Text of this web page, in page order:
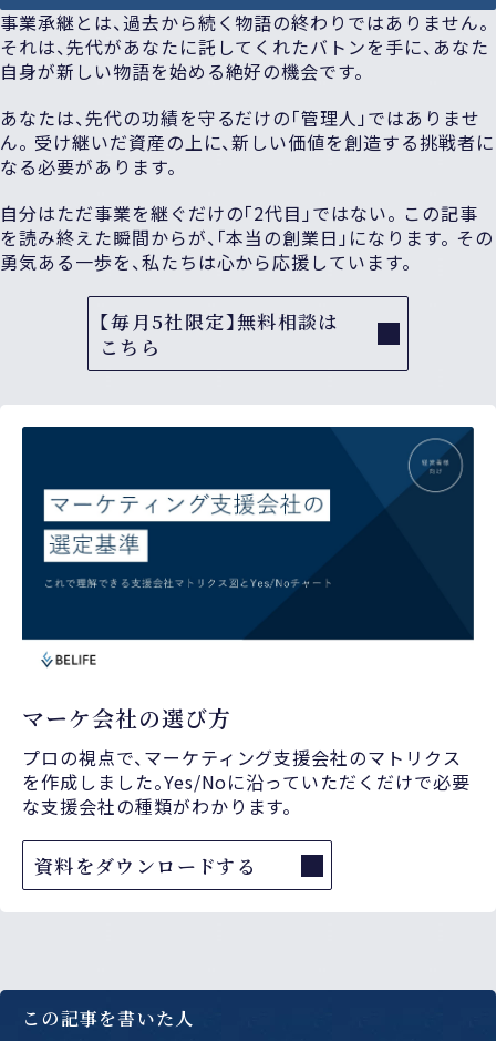
事業承継とは、過去から続く物語の終わりではありません。
それは、先代があなたに託してくれたバトンを手に、あなた
自身が新しい物語を始める絶好の機会です。
あなたは、先代の功績を守るだけの「管理人」ではありませ
ん。 受け継いだ資産の上に、新しい価値を創造する挑戦者に
なる必要があります。
自分はただ事業を継ぐだけの「2代目」ではない。 この記事
を読み終えた瞬間からが、「本当の創業日」になります。 その
勇気ある一歩を、私たちは心から応援しています。
【毎月5社限定】無料相談は
こちら
マーケ会社の選び方
プロの視点で、マーケティング支援会社のマトリクス
を作成しました。Yes/Noに沿っていただくだけで必要
な支援会社の種類がわかります。
資料をダウンロードする
この記事を書いた人